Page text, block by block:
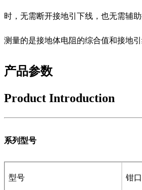
时，无需断开接地引下线，也无需辅
测量的是接地体电阻的综合值和接地
产品参数
Product Introduction
系列型号
型号 钳